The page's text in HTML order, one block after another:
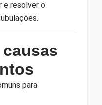
e resolver o
para